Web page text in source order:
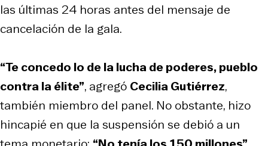
las últimas 24 horas antes del mensaje de
cancelación de la gala.
“Te concedo lo de la lucha de poderes, pueblo
contra la élite”, agregó Cecilia Gutiérrez,
también miembro del panel. No obstante, hizo
hincapié en que la suspensión se debió a un